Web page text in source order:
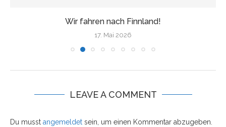
Wir fahren nach Finnland!
17. Mai 2026
LEAVE A COMMENT
Du musst angemeldet sein, um einen Kommentar abzugeben.